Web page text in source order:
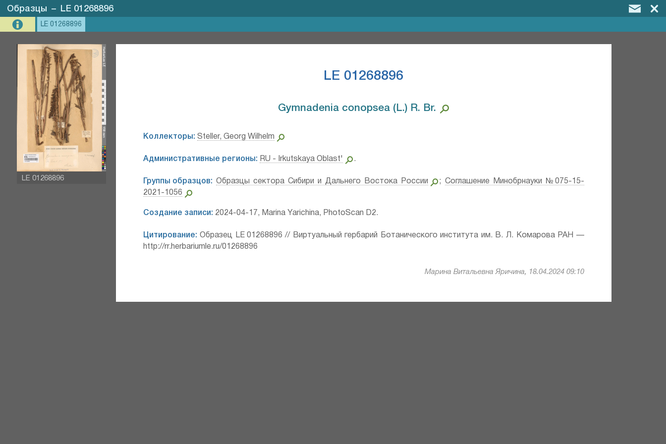
Образцы – LE 01268896
LE 01268896
LE 01268896
LE 01268896
Gymnadenia conopsea (L.) R. Br.⁣
Коллекторы: Steller, Georg Wilhelm
Административные регионы: RU - Irkutskaya Oblast' .
Группы образцов: Образцы сектора Сибири и Дальнего Востока России ; Соглашение Минобрнауки №075-15-
2021-1056
Создание записи: 2024-04-17, Marina Yarichina, PhotoScan D2.
Цитирование: Образец LE 01268896 // Виртуальный гербарий Ботанического института им. В. Л. Комарова РАН —
http://rr.herbariumle.ru/01268896
Марина Витальевна Яричина, 18.04.2024 09:10